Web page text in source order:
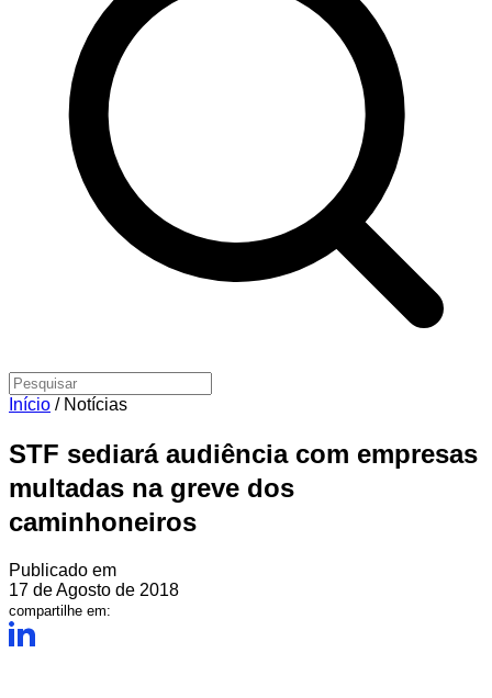
Início / Notícias
STF sediará audiência com empresas
multadas na greve dos
caminhoneiros
Publicado em
17 de Agosto de 2018
compartilhe em: